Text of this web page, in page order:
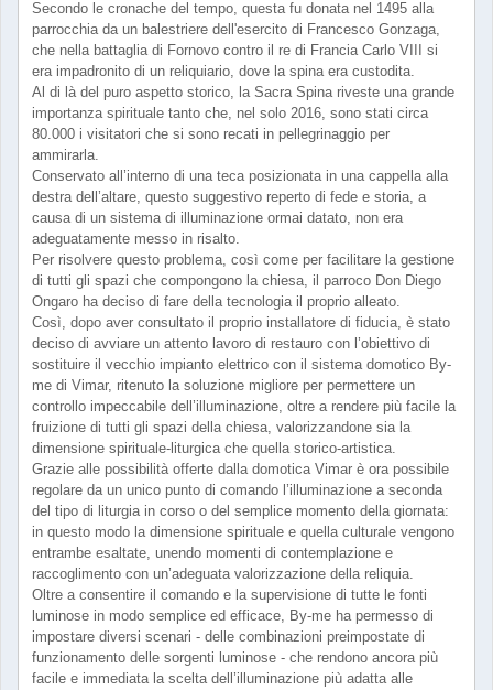
Secondo le cronache del tempo, questa fu donata nel 1495 alla
parrocchia da un balestriere dell'esercito di Francesco Gonzaga,
che nella battaglia di Fornovo contro il re di Francia Carlo VIII si
era impadronito di un reliquiario, dove la spina era custodita.
Al di là del puro aspetto storico, la Sacra Spina riveste una grande
importanza spirituale tanto che, nel solo 2016, sono stati circa
80.000 i visitatori che si sono recati in pellegrinaggio per
ammirarla.
Conservato all’interno di una teca posizionata in una cappella alla
destra dell’altare, questo suggestivo reperto di fede e storia, a
causa di un sistema di illuminazione ormai datato, non era
adeguatamente messo in risalto.
Per risolvere questo problema, così come per facilitare la gestione
di tutti gli spazi che compongono la chiesa, il parroco Don Diego
Ongaro ha deciso di fare della tecnologia il proprio alleato.
Così, dopo aver consultato il proprio installatore di fiducia, è stato
deciso di avviare un attento lavoro di restauro con l’obiettivo di
sostituire il vecchio impianto elettrico con il sistema domotico By-
me di Vimar, ritenuto la soluzione migliore per permettere un
controllo impeccabile dell’illuminazione, oltre a rendere più facile la
fruizione di tutti gli spazi della chiesa, valorizzandone sia la
dimensione spirituale-liturgica che quella storico-artistica.
Grazie alle possibilità offerte dalla domotica Vimar è ora possibile
regolare da un unico punto di comando l’illuminazione a seconda
del tipo di liturgia in corso o del semplice momento della giornata:
in questo modo la dimensione spirituale e quella culturale vengono
entrambe esaltate, unendo momenti di contemplazione e
raccoglimento con un’adeguata valorizzazione della reliquia.
Oltre a consentire il comando e la supervisione di tutte le fonti
luminose in modo semplice ed efficace, By-me ha permesso di
impostare diversi scenari - delle combinazioni preimpostate di
funzionamento delle sorgenti luminose - che rendono ancora più
facile e immediata la scelta dell’illuminazione più adatta alle